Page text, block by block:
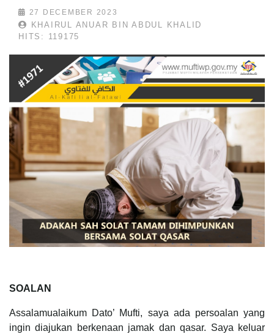
27 DECEMBER 2023
KHAIRUL ANUAR BIN ABDUL KHALID
HITS: 119175
SOALAN
Assalamualaikum Dato’ Mufti, saya ada persoalan yang
ingin diajukan berkenaan jamak dan qasar. Saya keluar